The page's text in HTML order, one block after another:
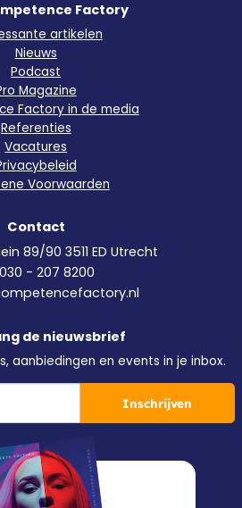
Factory
artikelen
Nieuws
Podcast
Magazine
Factory in de media
Referenties
Vacatures
Voorwaarden
Contact
89/90 3511 ED Utrecht
030 - 207 8200
de nieuwsbrief
aanbiedingen en events in je inbox.
Inschrijven